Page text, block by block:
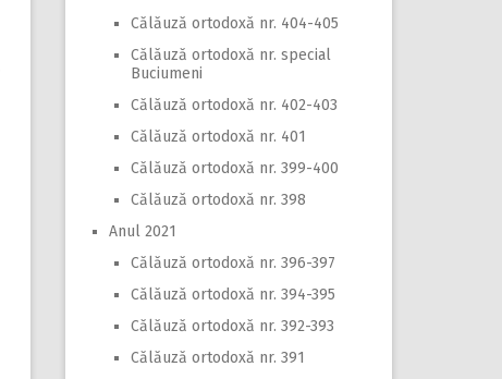
Călăuză ortodoxă nr. 404-405
Călăuză ortodoxă nr. special
Buciumeni
Călăuză ortodoxă nr. 402-403
Călăuză ortodoxă nr. 401
Călăuză ortodoxă nr. 399-400
Călăuză ortodoxă nr. 398
Anul 2021
Călăuză ortodoxă nr. 396-397
Călăuză ortodoxă nr. 394-395
Călăuză ortodoxă nr. 392-393
Călăuză ortodoxă nr. 391